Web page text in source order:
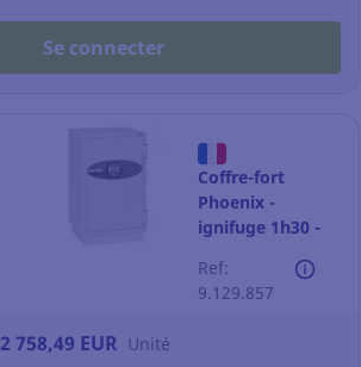
Se connecter
Coffre-fort
Phoenix -
ignifuge 1h30 -
à code
Ref:
9.129.857
2 758,49 EUR Unité